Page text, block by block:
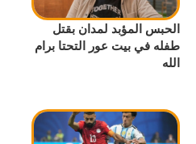
الحبس المؤبد لمدان بقتل
طفله في بيت عور التحتا برام
الله